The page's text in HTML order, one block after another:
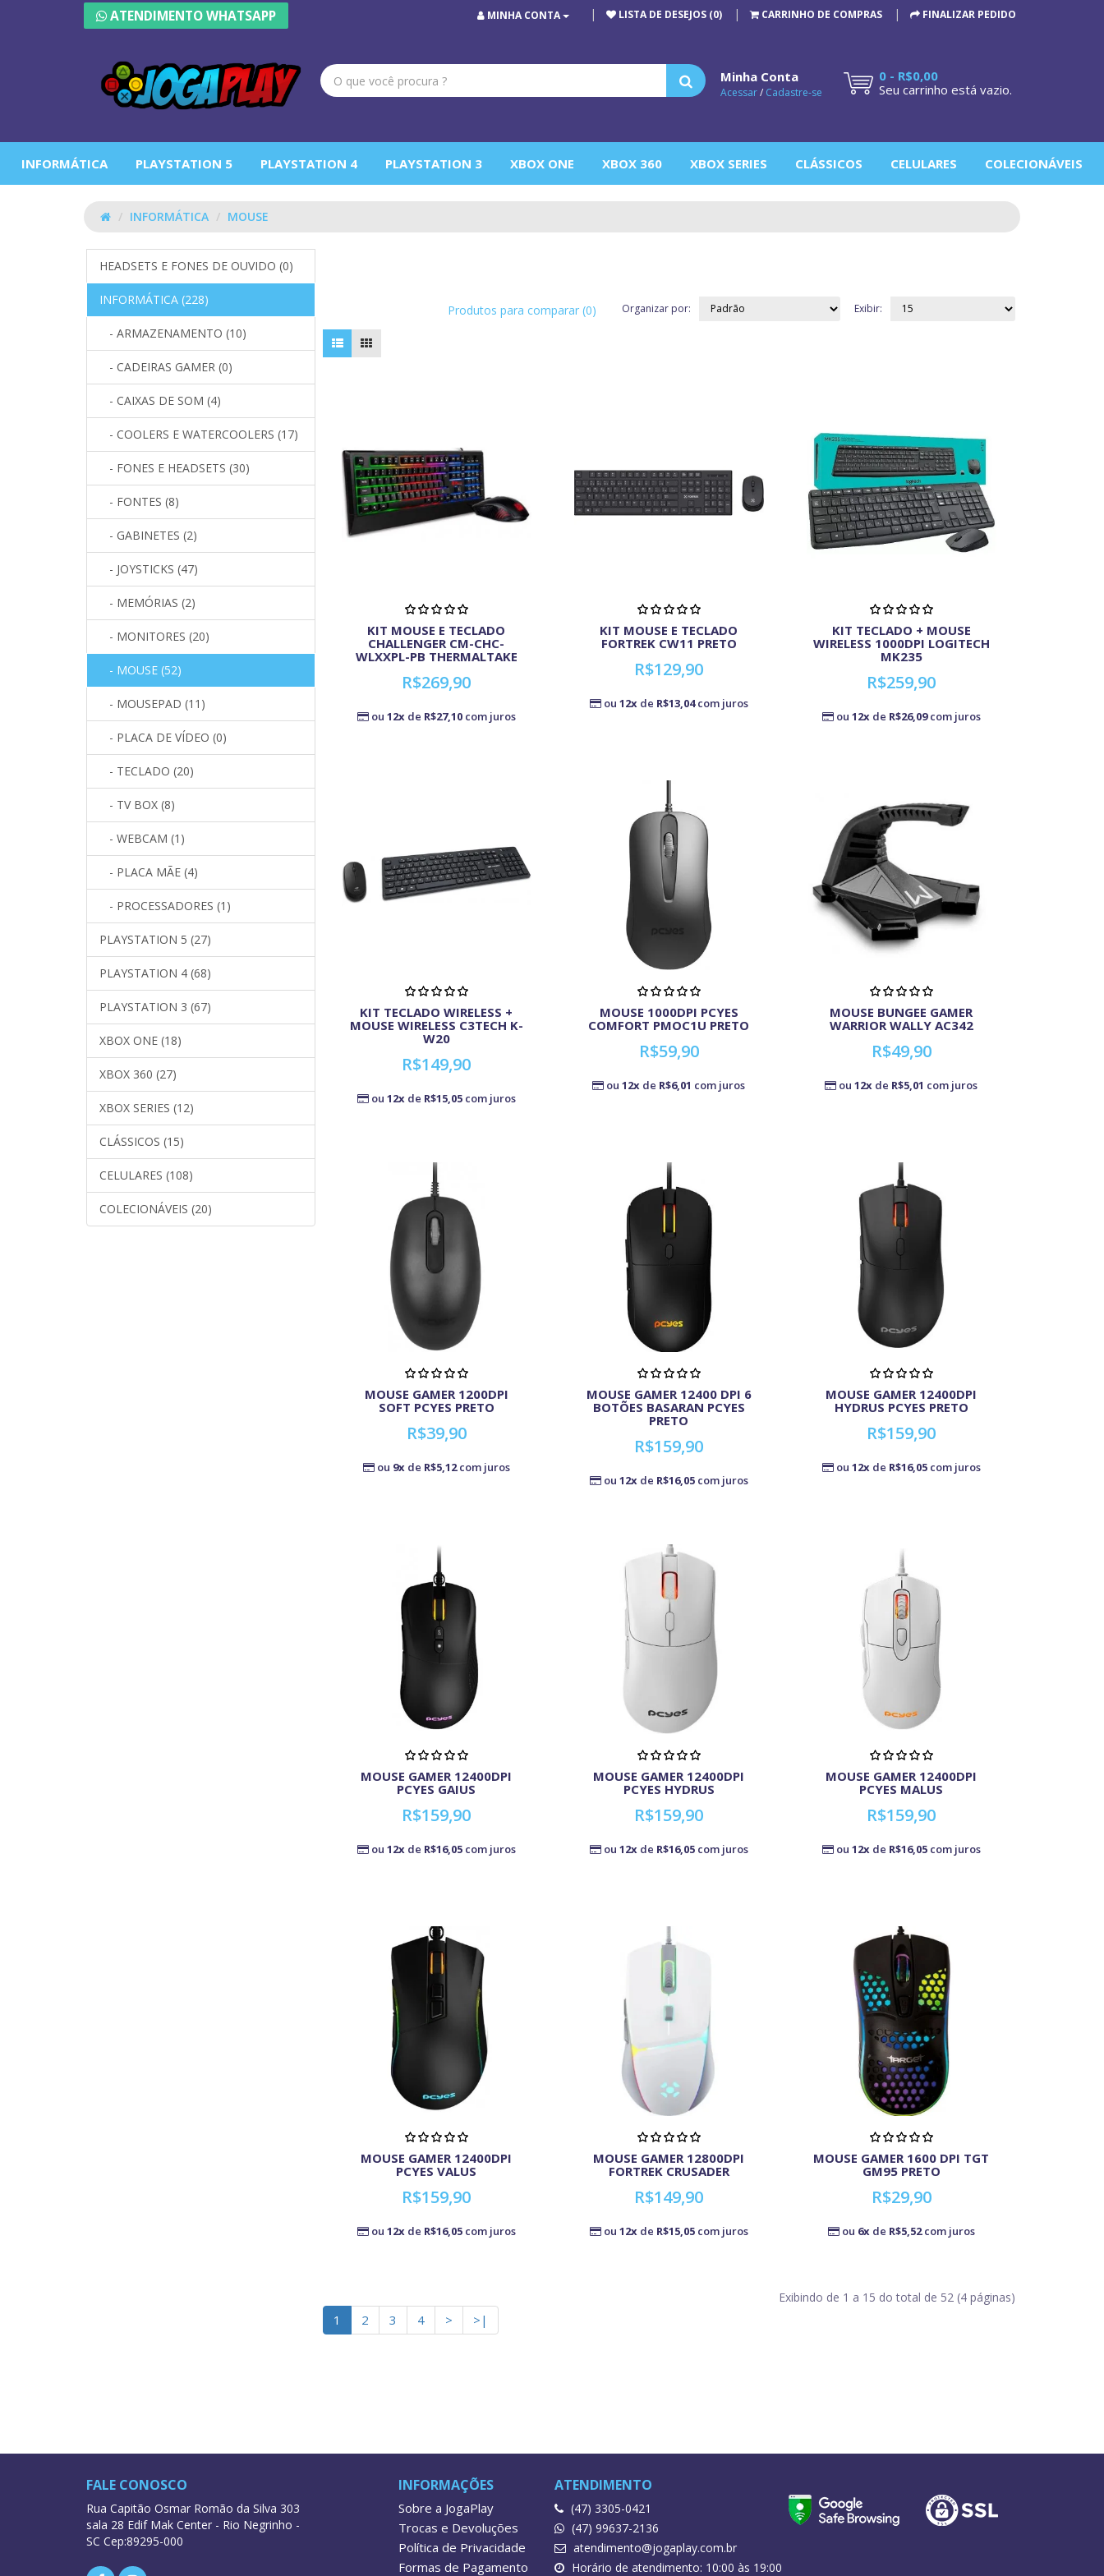
ATENDIMENTO WHATSAPP MINHA CONTA LISTA DE DESEJOS (0) CARRINHO DE COMPRAS FINALIZAR PEDIDO
Minha Conta
Acessar/ Cadastre-se
0 - R$0,00
Seu carrinho está vazio.
INFORMÁTICA PLAYSTATION 5 PLAYSTATION 4 PLAYSTATION 3 XBOX ONE XBOX 360 XBOX SERIES CLÁSSICOS CELULARES COLECIONÁVEIS
INFORMÁTICA MOUSE
HEADSETS E FONES DE OUVIDO (0)
INFORMÁTICA (228)
- ARMAZENAMENTO (10)
- CADEIRAS GAMER (0)
- CAIXAS DE SOM (4)
- COOLERS E WATERCOOLERS (17)
- FONES E HEADSETS (30)
- FONTES (8)
- GABINETES (2)
- JOYSTICKS (47)
- MEMÓRIAS (2)
- MONITORES (20)
- MOUSE (52)
- MOUSEPAD (11)
- PLACA DE VÍDEO (0)
- TECLADO (20)
- TV BOX (8)
- WEBCAM (1)
- PLACA MÃE (4)
- PROCESSADORES (1)
PLAYSTATION 5 (27)
PLAYSTATION 4 (68)
PLAYSTATION 3 (67)
XBOX ONE (18)
XBOX 360 (27)
XBOX SERIES (12)
CLÁSSICOS (15)
CELULARES (108)
COLECIONÁVEIS (20)
Produtos para comparar (0) Organizar por: Exibir:
KIT MOUSE E TECLADO
CHALLENGER CM-CHC-
WLXXPL-PB THERMALTAKE
R$269,90
ou 12xde R$27,10com juros
KIT MOUSE E TECLADO
FORTREK CW11 PRETO
R$129,90
ou 12xde R$13,04com juros
KIT TECLADO + MOUSE
WIRELESS 1000DPI LOGITECH
MK235
R$259,90
ou 12xde R$26,09com juros
KIT TECLADO WIRELESS +
MOUSE WIRELESS C3TECH K-
W20
R$149,90
ou 12xde R$15,05com juros
MOUSE 1000DPI PCYES
COMFORT PMOC1U PRETO
R$59,90
ou12x de R$6,01 com juros
MOUSE BUNGEE GAMER
WARRIOR WALLY AC342
R$49,90
ou12x de R$5,01 com juros
MOUSE GAMER 1200DPI
SOFT PCYES PRETO
R$39,90
ou 9xde R$5,12com juros
MOUSE GAMER 12400 DPI 6
BOTÕES BASARAN PCYES
PRETO
R$159,90
ou 12xde R$16,05com juros
MOUSE GAMER 12400DPI
HYDRUS PCYES PRETO
R$159,90
ou 12xde R$16,05com juros
MOUSE GAMER 12400DPI
PCYES GAIUS
R$159,90
ou 12xde R$16,05com juros
MOUSE GAMER 12400DPI
PCYES HYDRUS
R$159,90
ou 12xde R$16,05com juros
MOUSE GAMER 12400DPI
PCYES MALUS
R$159,90
ou 12xde R$16,05com juros
MOUSE GAMER 12400DPI
PCYES VALUS
R$159,90
ou 12x de R$16,05com juros
MOUSE GAMER 12800DPI
FORTREK CRUSADER
R$149,90
ou 12x de R$15,05com juros
MOUSE GAMER 1600 DPI TGT
GM95 PRETO
R$29,90
ou 6x de R$5,52com juros
1 2 3 4 > >|
Exibindo de 1 a 15 do total de 52 (4 páginas)
FALE CONOSCO
Rua Capitão Osmar Romão da Silva 303
sala 28 Edif Mak Center - Rio Negrinho -
SC Cep:89295-000
INFORMAÇÕES
Sobre a JogaPlay
Trocas e Devoluções
Política de Privacidade
Formas de Pagamento
ATENDIMENTO
(47) 3305-0421
(47) 99637-2136
atendimento@jogaplay.com.br
Horário de atendimento: 10:00 às 19:00